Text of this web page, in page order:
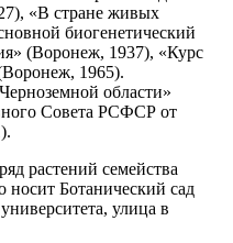
«В стране живых
биогенетический
(Воронеж, 1937), «Курс
1965).
области»
Совета РСФСР от
растений семейства
Ботанический сад
улица в